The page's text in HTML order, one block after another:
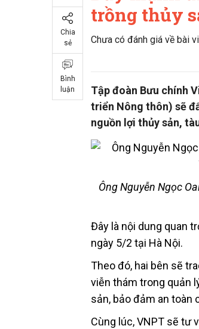
Chia
sẻ
Bình
luận
trồng thủy
Chưa có đánh giá về bài
Tập đoàn Bưu chính
triển Nông thôn) sẽ
nguồn lợi thủy sản,
Ông Nguyễn Ngọc
Đây là nội dung quan
ngày 5/2 tại Hà Nội.
Theo đó, hai bên sẽ
viễn thám trong quản
sản, bảo đảm an toàn
Cùng lúc, VNPT sẽ tư